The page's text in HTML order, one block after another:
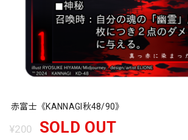
赤富士《KANNAGI秋48/90》
¥200 SOLD OUT